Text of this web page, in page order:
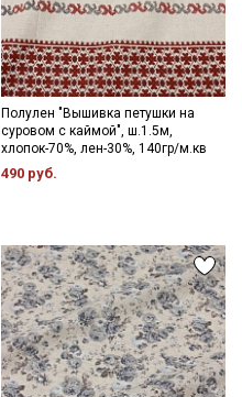
Полулен "Вышивка петушки на
суровом с каймой", ш.1.5м,
хлопок-70%, лен-30%, 140гр/м.кв
490 руб.